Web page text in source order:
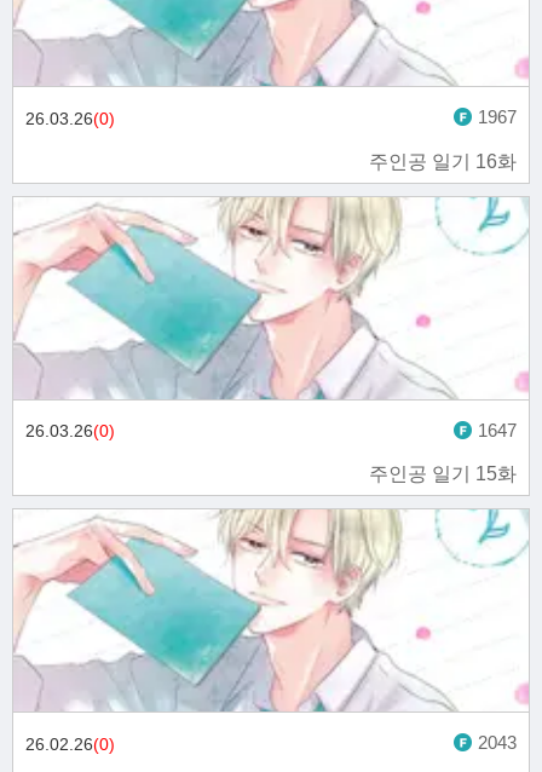
주인공 일기 16화
26.03.26(0) 1967
주인공 일기 15화
26.03.26(0) 1647
26.02.26(0) 2043